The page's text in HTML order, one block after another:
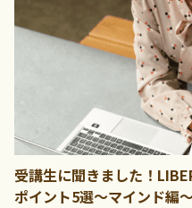
受講生に聞きました！
ポイント5選～マインド編